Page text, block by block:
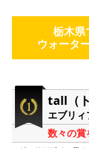
栃木県
ウォータ
tall（
エブリ
数々の賞